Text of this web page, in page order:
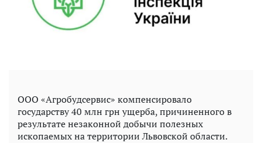
ООО «Агробудсервис» компенсировало
государству 40 млн грн ущерба, причиненного в
результате незаконной добычи полезных
ископаемых на территории Львовской области.